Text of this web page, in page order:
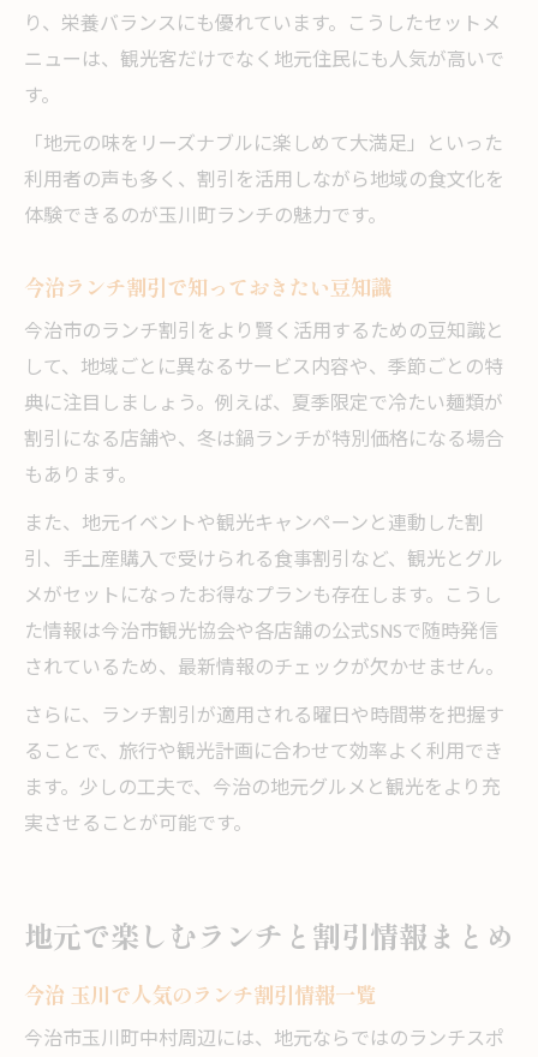
り、栄養バランスにも優れています。こうしたセットメ
ニューは、観光客だけでなく地元住民にも人気が高いで
す。
「地元の味をリーズナブルに楽しめて大満足」といった
利用者の声も多く、割引を活用しながら地域の食文化を
体験できるのが玉川町ランチの魅力です。
今治ランチ割引で知っておきたい豆知識
今治市のランチ割引をより賢く活用するための豆知識と
して、地域ごとに異なるサービス内容や、季節ごとの特
典に注目しましょう。例えば、夏季限定で冷たい麺類が
割引になる店舗や、冬は鍋ランチが特別価格になる場合
もあります。
また、地元イベントや観光キャンペーンと連動した割
引、手土産購入で受けられる食事割引など、観光とグル
メがセットになったお得なプランも存在します。こうし
た情報は今治市観光協会や各店舗の公式SNSで随時発信
されているため、最新情報のチェックが欠かせません。
さらに、ランチ割引が適用される曜日や時間帯を把握す
ることで、旅行や観光計画に合わせて効率よく利用でき
ます。少しの工夫で、今治の地元グルメと観光をより充
実させることが可能です。
地元で楽しむランチと割引情報まとめ
今治 玉川で人気のランチ割引情報一覧
今治市玉川町中村周辺には、地元ならではのランチスポ